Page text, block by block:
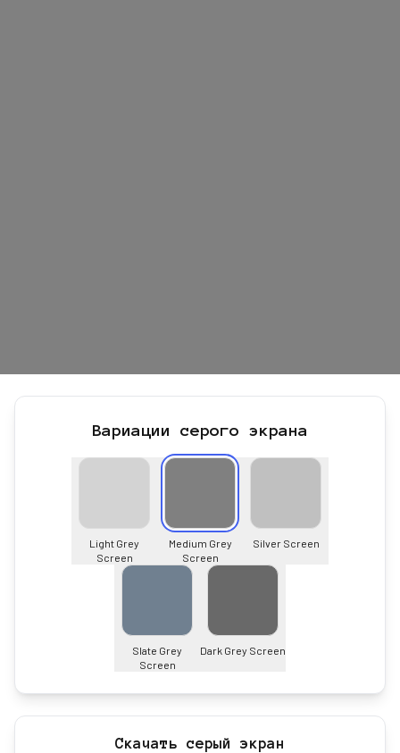
Вариации серого экрана
Light Grey
Screen
Medium Grey
Screen
Silver Screen
Slate Grey
Screen
Dark Grey Screen
Скачать серый экран